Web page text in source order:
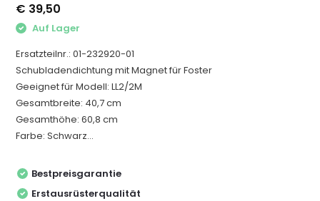
€ 39,50
Auf Lager
Ersatzteilnr.: 01-232920-01
Schubladendichtung mit Magnet für Foster
Geeignet für Modell: LL2/2M
Gesamtbreite: 40,7 cm
Gesamthöhe: 60,8 cm
Farbe: Schwarz...
Bestpreisgarantie
Erstausrüsterqualität